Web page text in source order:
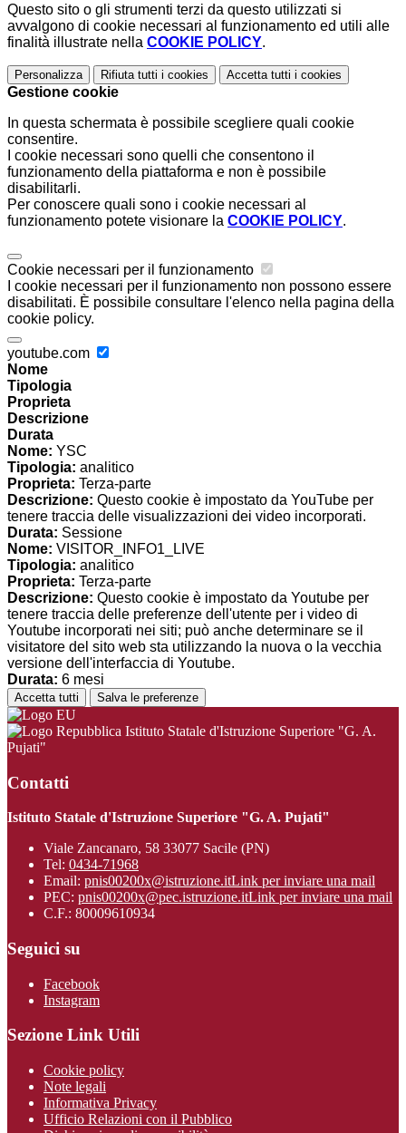
Questo sito o gli strumenti terzi da questo utilizzati si
avvalgono di cookie necessari al funzionamento ed utili alle
finalità illustrate nella COOKIE POLICY.
Personalizza Rifiuta tutti i cookies Accetta tutti i cookies
Gestione cookie
In questa schermata è possibile scegliere quali cookie
consentire.
I cookie necessari sono quelli che consentono il
funzionamento della piattaforma e non è possibile
disabilitarli.
Per conoscere quali sono i cookie necessari al
funzionamento potete visionare la COOKIE POLICY.
Cookie necessari per il funzionamento
I cookie necessari per il funzionamento non possono essere
disabilitati. È possibile consultare l'elenco nella pagina della
cookie policy.
youtube.com
Nome
Tipologia
Proprieta
Descrizione
Durata
Nome: YSC
Tipologia: analitico
Proprieta: Terza-parte
Descrizione: Questo cookie è impostato da YouTube per
tenere traccia delle visualizzazioni dei video incorporati.
Durata: Sessione
Nome: VISITOR_INFO1_LIVE
Tipologia: analitico
Proprieta: Terza-parte
Descrizione: Questo cookie è impostato da Youtube per
tenere traccia delle preferenze dell'utente per i video di
Youtube incorporati nei siti; può anche determinare se il
visitatore del sito web sta utilizzando la nuova o la vecchia
versione dell'interfaccia di Youtube.
Durata: 6 mesi
Accetta tutti Salva le preferenze
Istituto Statale d'Istruzione Superiore "G. A.
Pujati"
Contatti
Istituto Statale d'Istruzione Superiore "G. A. Pujati"
Viale Zancanaro, 58 33077 Sacile (PN)
Tel: 0434-71968
Email: pnis00200x@istruzione.itLink per inviare una mail
PEC: pnis00200x@pec.istruzione.itLink per inviare una mail
C.F.: 80009610934
Seguici su
Facebook
Instagram
Sezione Link Utili
Cookie policy
Note legali
Informativa Privacy
Ufficio Relazioni con il Pubblico